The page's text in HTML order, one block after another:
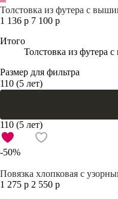
Толстовка из футера с
1 136 р 7 100 р
Итого
Толстовка из футера
Размер для фильтра
110 (5 лет)
110 (5 лет)
-50%
Повязка хлопковая с
1 275 р 2 550 р